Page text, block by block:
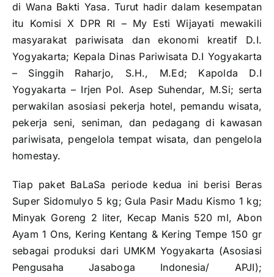
di Wana Bakti Yasa. Turut hadir dalam kesempatan
itu Komisi X DPR RI – My Esti Wijayati mewakili
masyarakat pariwisata dan ekonomi kreatif D.I.
Yogyakarta; Kepala Dinas Pariwisata D.I Yogyakarta
– Singgih Raharjo, S.H., M.Ed; Kapolda D.I
Yogyakarta – Irjen Pol. Asep Suhendar, M.Si; serta
perwakilan asosiasi pekerja hotel, pemandu wisata,
pekerja seni, seniman, dan pedagang di kawasan
pariwisata, pengelola tempat wisata, dan pengelola
homestay.
Tiap paket BaLaSa periode kedua ini berisi Beras
Super Sidomulyo 5 kg; Gula Pasir Madu Kismo 1 kg;
Minyak Goreng 2 liter, Kecap Manis 520 ml, Abon
Ayam 1 Ons, Kering Kentang & Kering Tempe 150 gr
sebagai produksi dari UMKM Yogyakarta (Asosiasi
Pengusaha Jasaboga Indonesia/ APJI);